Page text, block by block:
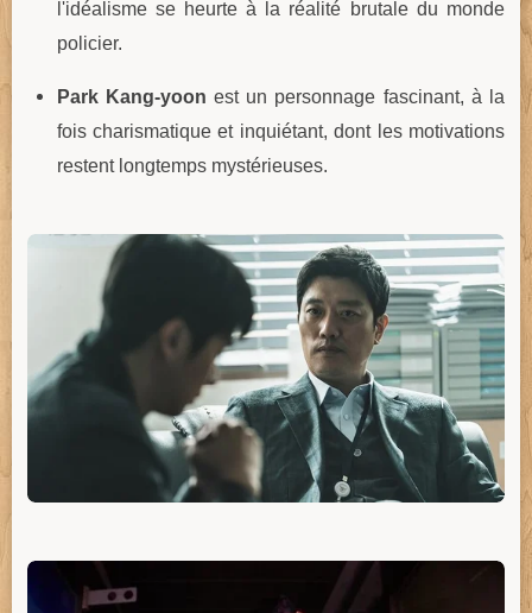
l'idéalisme se heurte à la réalité brutale du monde
policier.
Park Kang-yoon est un personnage fascinant, à la
fois charismatique et inquiétant, dont les motivations
restent longtemps mystérieuses.